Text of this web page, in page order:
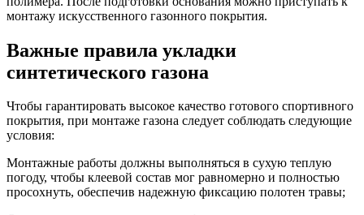
монтажу искусственного газонного покрытия.
Важные правила укладки
синтетического газона
Чтобы гарантировать высокое качество готового спортивного
покрытия, при монтаже газона следует соблюдать следующие
условия:
Монтажные работы должны выполняться в сухую теплую
погоду, чтобы клеевой состав мог равномерно и полностью
просохнуть, обеспечив надежную фиксацию полотен травы;